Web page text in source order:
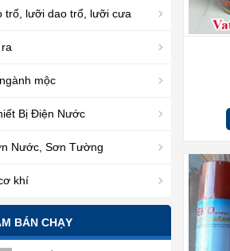
trổ, lưỡi dao trổ, lưỡi cưa
mộc
Bị Điện Nước
Nước, Sơn Tường
khí
BÁN CHẠY